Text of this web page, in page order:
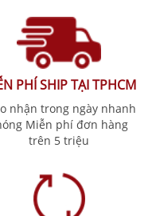
PHÍ SHIP TẠI TPHCM
nhận trong ngày nhanh
Miễn phí đơn hàng
trên 5 triệu